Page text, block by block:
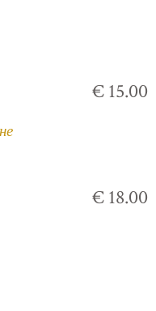
€ 15.00
€ 18.00